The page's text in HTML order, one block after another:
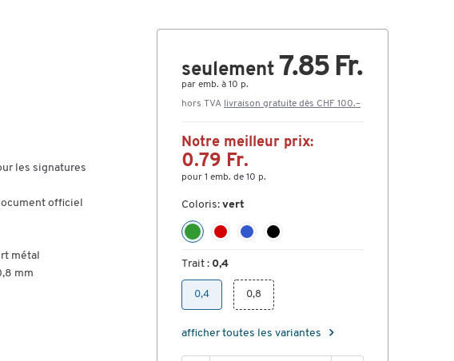
les signatures
officiel
métal
mm
seulement 7.85 Fr.
par emb. à 10 p.
hors TVA livraison gratuite dès CHF 100.–
Notre meilleur prix:
0.79 Fr.
pour 1 emb. de 10 p.
Coloris: vert
Trait : 0,4
0,4 0,8
afficher toutes les variantes